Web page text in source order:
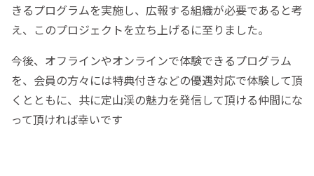
きるプログラムを実施し、広報する組織が必要であると考
え、このプロジェクトを立ち上げるに至りました。
今後、オフラインやオンラインで体験できるプログラム
を、会員の方々には特典付きなどの優遇対応で体験して頂
くとともに、共に定山渓の魅力を発信して頂ける仲間にな
って頂ければ幸いです